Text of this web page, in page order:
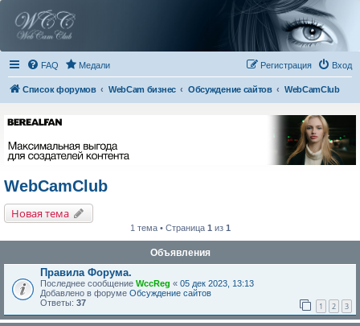
FAQ Медали Вход
Регистрация
Список форумов WebCam бизнес Обсуждение сайтов WebCamClub
WebCamClub
Новая тема
1 тема • Страница 1 из 1
Объявления
Правила Форума.
Последнее сообщение WccReg « 05 дек 2023, 13:13
Добавлено в форуме Обсуждение сайтов
Ответы: 37 1 2 3